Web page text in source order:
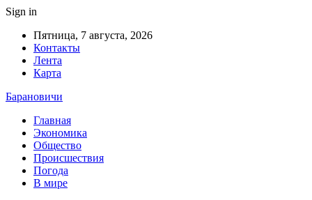
Sign in
Пятница, 7 августа, 2026
Контакты
Лента
Карта
Барановичи
Главная
Экономика
Общество
Происшествия
Погода
В мире